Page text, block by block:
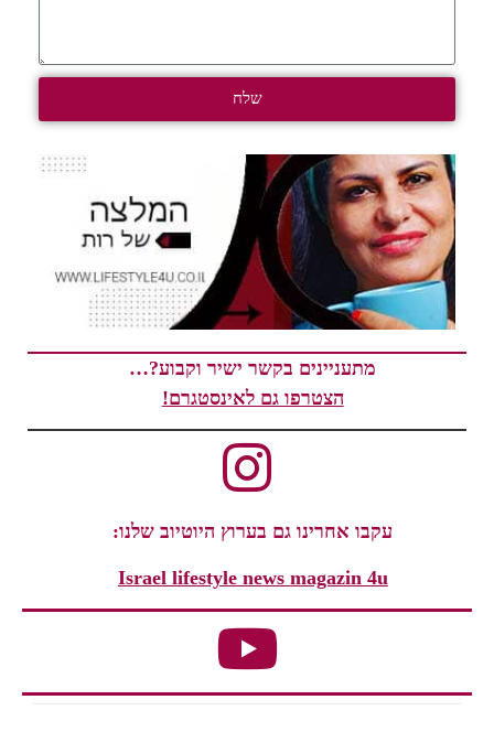
שלח
מתעניינים בקשר ישיר וקבוע?…
הצטרפו גם לאינסטגרם!
עקבו אחרינו גם בערוץ היוטיוב שלנו:
Israel lifestyle news magazin 4u